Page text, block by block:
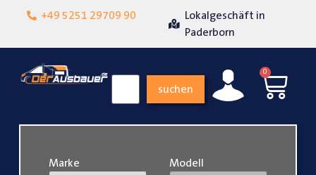
+49 5251 29709 90
Lokalgeschäft in
suchen
0
Marke Modell